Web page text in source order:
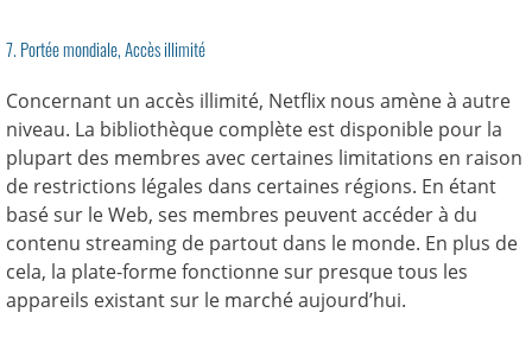
7. Portée mondiale, Accès illimité
Concernant un accès illimité, Netflix nous amène à autre
niveau. La bibliothèque complète est disponible pour la
plupart des membres avec certaines limitations en raison
de restrictions légales dans certaines régions. En étant
basé sur le Web, ses membres peuvent accéder à du
contenu streaming de partout dans le monde. En plus de
cela, la plate-forme fonctionne sur presque tous les
appareils existant sur le marché aujourd’hui.